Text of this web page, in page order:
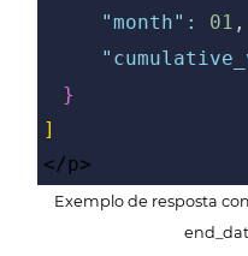
"month": 01 ,
}
]
</p>
Exemplo de resposta